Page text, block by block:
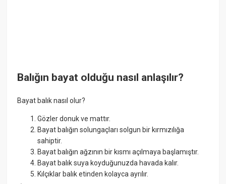
Balığın bayat olduğu nasıl anlaşılır?
Bayat balık nasıl olur?
Gözler donuk ve mattır.
Bayat balığın solungaçları solgun bir kırmızılığa
sahiptir.
Bayat balığın ağzının bir kısmı açılmaya başlamıştır.
Bayat balık suya koyduğunuzda havada kalır.
Kılçıklar balık etinden kolayca ayrılır.